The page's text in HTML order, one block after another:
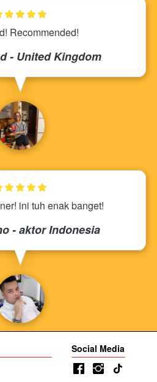
Recommended!
- United Kingdom
ini tuh enak banget!
- aktor Indonesia
Social Media